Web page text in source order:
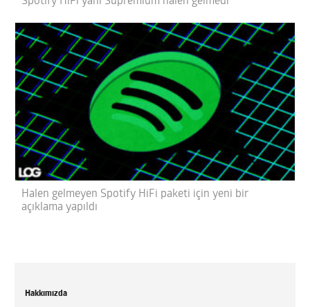
Halen gelmeyen Spotify HiFi paketi için yeni bir
açıklama yapıldı
Hakkımızda